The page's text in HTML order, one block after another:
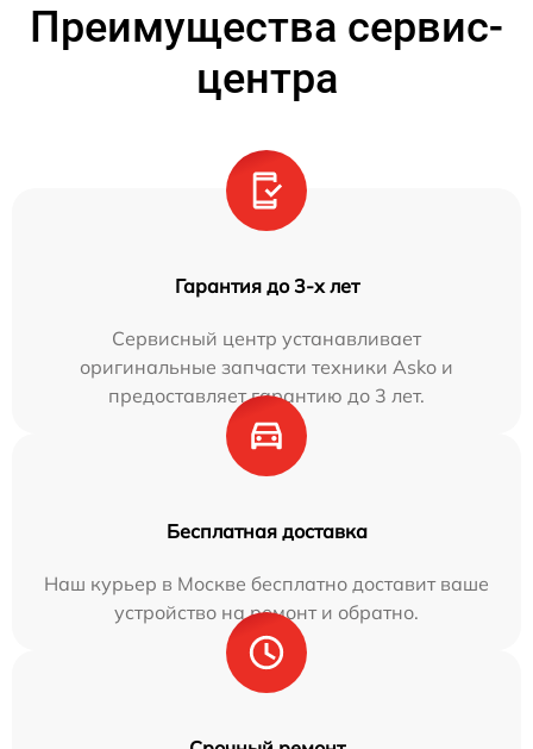
Преимущества сервис-
центра
Гарантия до 3-х лет
Сервисный центр устанавливает
оригинальные запчасти техники Asko и
предоставляет гарантию до 3 лет.
Бесплатная доставка
Наш курьер в Москве бесплатно доставит ваше
устройство на ремонт и обратно.